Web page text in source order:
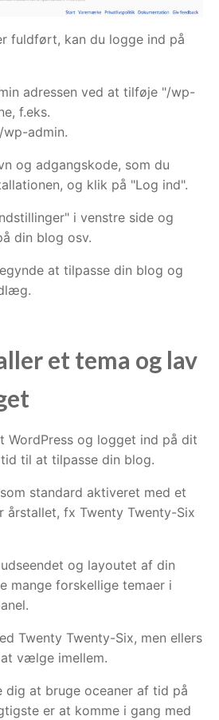
fuldført, kan du logge ind på
adressen ved at tilføje "/wp-
f.eks.
admin.
og adgangskode, som du
og klik på "Log ind".
i venstre side og
din blog osv.
at tilpasse din blog og
et tema og lav
WordPress og logget ind på dit
til at tilpasse din blog.
standard aktiveret med et
årstallet, fx Twenty Twenty-Six
og layoutet af din
mange forskellige temaer i
Twenty Twenty-Six, men ellers
vælge imellem.
dig at bruge oceaner af tid på
er at komme i gang med